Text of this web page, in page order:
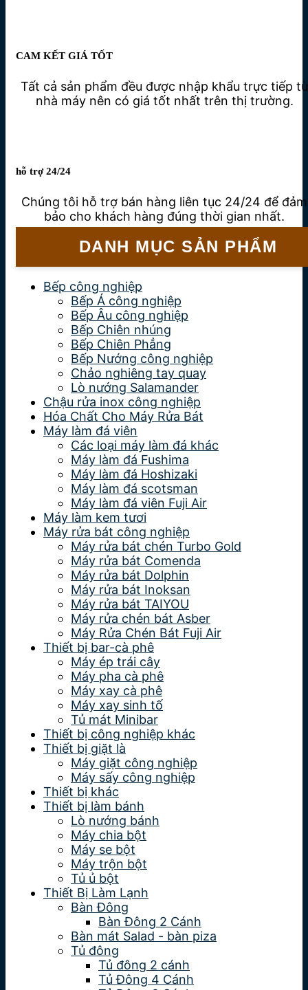
CAM KẾT GIÁ TỐT
Tất cả sản phẩm đều được nhập khẩu trực tiếp từ
nhà máy nên có giá tốt nhất trên thị trường.
hỗ trợ 24/24
Chúng tôi hỗ trợ bán hàng liên tục 24/24 để đảm
bảo cho khách hàng đúng thời gian nhất.
DANH MỤC SẢN PHẨM
Bếp công nghiệp
Bếp Á công nghiệp
Bếp Âu công nghiệp
Bếp Chiên nhúng
Bếp Chiên Phẳng
Bếp Nướng công nghiệp
Chảo nghiêng tay quay
Lò nướng Salamander
Chậu rửa inox công nghiệp
Hóa Chất Cho Máy Rửa Bát
Máy làm đá viên
Các loại máy làm đá khác
Máy làm đá Fushima
Máy làm đá Hoshizaki
Máy làm đá scotsman
Máy làm đá viên Fuji Air
Máy làm kem tươi
Máy rửa bát công nghiệp
Máy rửa bát chén Turbo Gold
Máy rửa bát Comenda
Máy rửa bát Dolphin
Máy rửa bát Inoksan
Máy rửa bát TAIYOU
Máy rửa chén bát Asber
Máy Rửa Chén Bát Fuji Air
Thiết bị bar-cà phê
Máy ép trái cây
Máy pha cà phê
Máy xay cà phê
Máy xay sinh tố
Tủ mát Minibar
Thiết bị công nghiệp khác
Thiết bị giặt là
Máy giặt công nghiệp
Máy sấy công nghiệp
Thiết bị khác
Thiết bị làm bánh
Lò nướng bánh
Máy chia bột
Máy se bột
Máy trộn bột
Tủ ủ bột
Thiết Bị Làm Lạnh
Bàn Đông
Bàn Đông 2 Cánh
Bàn mát Salad - bàn piza
Tủ đông
Tủ đông 2 cánh
Tủ Đông 4 Cánh